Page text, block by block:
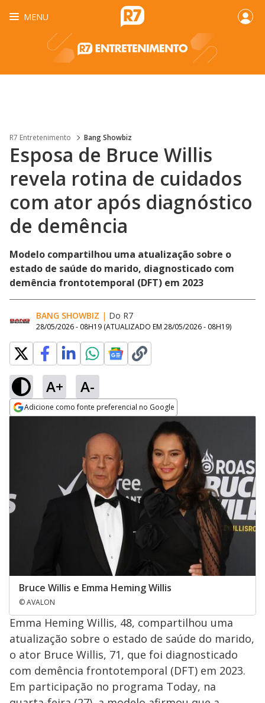
MENU
R7 Entretenimento Bang Showbiz
Esposa de Bruce Willis
revela rotina de cuidados
com ator após diagnóstico
de demência
Modelo compartilhou uma atualização sobre o
estado de saúde do marido, diagnosticado com
demência frontotemporal (DFT) em 2023
BANG SHOWBIZ | Do R7
28/05/2026 - 08H19 (ATUALIZADO EM 28/05/2026 - 08H19)
A+ A-
Adicione como fonte preferencial no Google
Bruce Willis e Emma Heming Willis
© AVALON
Emma Heming Willis, 48, compartilhou uma
atualização sobre o estado de saúde do marido,
o ator Bruce Willis, 71, que foi diagnosticado
com demência frontotemporal (DFT) em 2023.
Em participação no programa Today, na